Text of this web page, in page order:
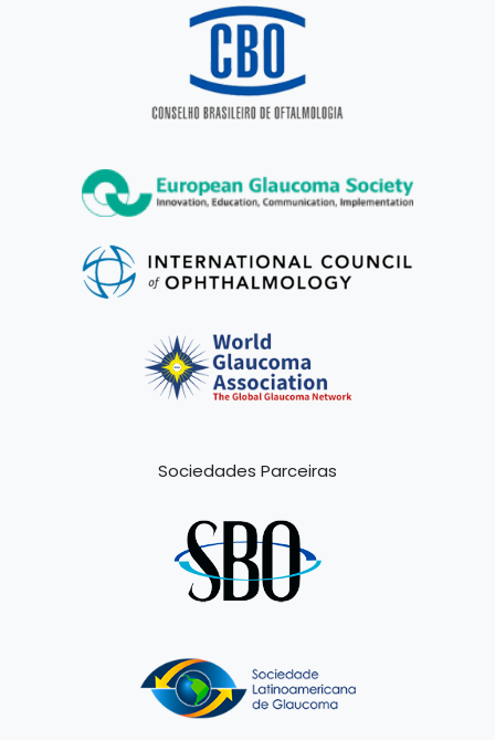
Sociedades Parceiras